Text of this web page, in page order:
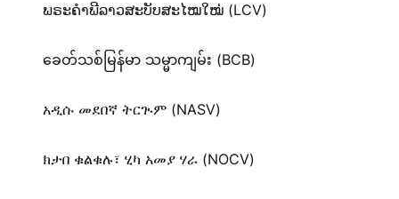
ພຣະຄຳພີລາວສະບັບສະໄໝໃໝ່ (LCV)
ခေတ်သစ်​မြန်မာ သမ္မာကျမ်း (BCB)
አዲሱ መደበኛ ትርጒም (NASV)
ክታበ ቁልቁሉ፣ ሂካ አመያ ሃራ (NOCV)